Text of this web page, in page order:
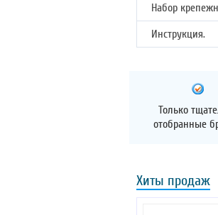
Набор
Инструкция.
Только
отобранные
Хиты продаж